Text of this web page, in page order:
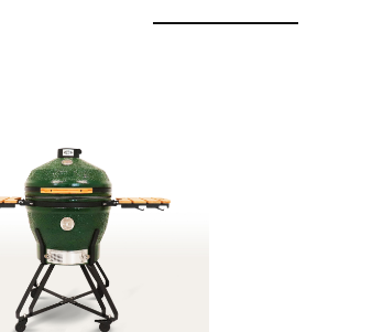
ни коррозии, ни перепадов
столиков, расположенных сбоку
держатели помогают кухонной утвари
легко перемещают гриль с одного места
в одном гриле от Start Grill - SG 18 PRO.
которая входит в комплектацию модели, а